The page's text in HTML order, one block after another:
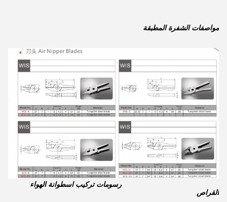
مواصفات الشفرة المطبقة
رسومات تركيب اسطوانة الهواء
القراص